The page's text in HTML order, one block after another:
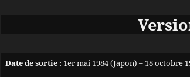
Date de sortie : 1er mai 1984 (Japon) – 18 octobre